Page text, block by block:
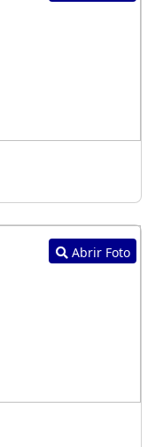
Abrir Foto